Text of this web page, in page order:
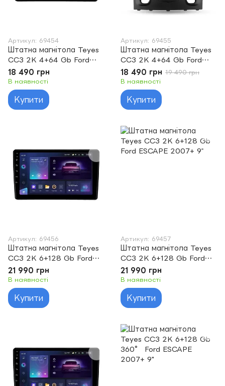
Артикул: 69454
Штатна магнітола Teyes
CC3 2K 4+64 Gb Ford
Escape 1 2000-2007 9"
18 490 грн
В наявності
Купити
Артикул: 69455
Штатна магнітола Teyes
CC3 2K 4+64 Gb Ford
ESCAPE 2007+ 9"
18 490 грн 19 490 грн
В наявності
Купити
Артикул: 69456
Штатна магнітола Teyes
CC3 2K 6+128 Gb Ford
Escape 1 2000-2007 9"
21 990 грн
В наявності
Купити
Артикул: 69457
Штатна магнітола Teyes
CC3 2K 6+128 Gb Ford
ESCAPE 2007+ 9"
21 990 грн
В наявності
Купити